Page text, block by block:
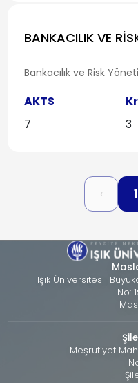
BANKACILIK VE
Bankacılık ve Risk
AKTS
7
3
‹ 1
Işık Üniversitesi
No:
Meşrutiyet